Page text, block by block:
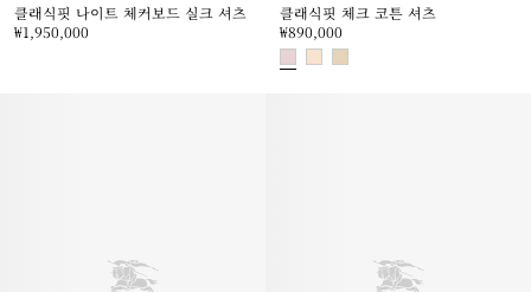
클래식핏 나이트 체커보드 실크 셔츠
₩1,950,000
클래식핏 나이트 체커보드 실크 셔츠, ₩1,950,000
클래식핏 체크 코튼 셔츠
₩890,000